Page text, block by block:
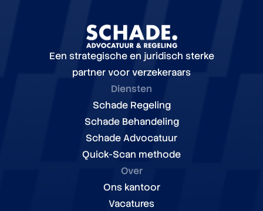
Een strategische en juridisch sterke
partner voor verzekeraars
Diensten
Schade Regeling
Schade Behandeling
Schade Advocatuur
Quick-Scan methode
Over
Ons kantoor
Vacatures